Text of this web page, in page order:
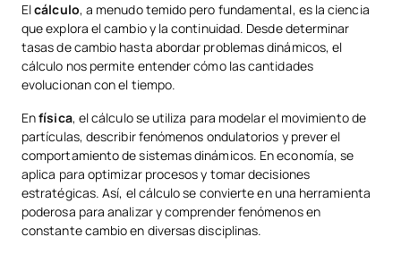
Elcálculo, a menudo temido pero fundamental, es la ciencia
que explora el cambio y la continuidad. Desde determinar
tasas de cambio hasta abordar problemas dinámicos, el
cálculo nos permite entender cómo las cantidades
evolucionan con el tiempo.
Enfísica, el cálculo se utiliza para modelar el movimiento de
partículas, describir fenómenos ondulatorios y prever el
comportamiento de sistemas dinámicos. En economía, se
aplica para optimizar procesos y tomar decisiones
estratégicas. Así, el cálculo se convierte en una herramienta
poderosa para analizar y comprender fenómenos en
constante cambio en diversas disciplinas.